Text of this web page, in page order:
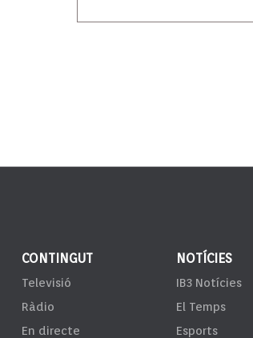
CONTINGUT
Televisió
Ràdio
En directe
NOTÍCIES
IB3 Notícies
El Temps
Esports